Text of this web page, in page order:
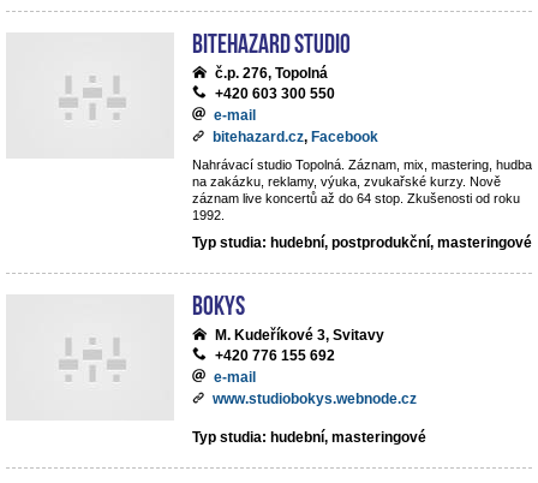
BiteHazard Studio
č.p. 276, Topolná
+420 603 300 550
e-mail
bitehazard.cz, Facebook
Nahrávací studio Topolná. Záznam, mix, mastering, hudba
na zakázku, reklamy, výuka, zvukařské kurzy. Nově
záznam live koncertů až do 64 stop. Zkušenosti od roku
1992.
Typ studia: hudební, postprodukční, masteringové
BoKys
M. Kudeříkové 3, Svitavy
+420 776 155 692
e-mail
www.studiobokys.webnode.cz
Typ studia: hudební, masteringové